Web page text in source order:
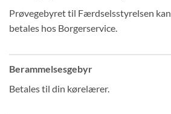
Prøvegebyret til Færdselsstyrelsen kan
betales hos Borgerservice.
Berammelsesgebyr
Betales til din kørelærer.